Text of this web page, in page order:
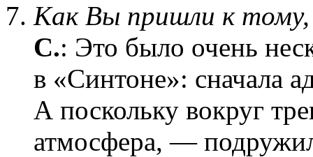
Как Вы пришли к
С.: Это было очень
в «Синтоне»: сначала
А поскольку вокруг
атмосфера, —